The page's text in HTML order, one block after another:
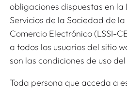
obligaciones dispuestas en
Servicios de la Sociedad de
Comercio Electrónico (LSSI-
a todos los usuarios del sitio
son las condiciones de uso
Toda persona que acceda a